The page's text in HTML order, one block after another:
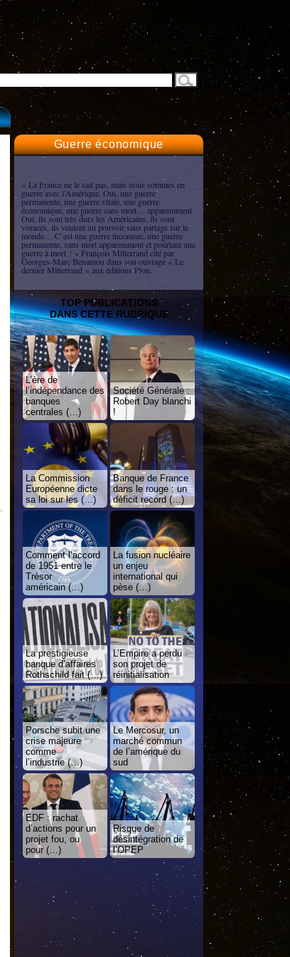
Guerre économique
« La France ne le sait pas, mais nous sommes en
guerre avec l’Amérique. Oui, une guerre
permanente, une guerre vitale, une guerre
économique, une guerre sans mort… apparemment.
Oui, ils sont très durs les Américains, ils sont
voraces, ils veulent un pouvoir sans partage sur le
monde… C’est une guerre inconnue, une guerre
permanente, sans mort apparemment et pourtant une
guerre à mort ! » François Mitterrand cité par
Georges-Marc Benamou dans son ouvrage « Le
dernier Mitterrand » aux éditions Plon.
TOP PUBLICATIONS
DANS CETTE RUBRIQUE
L’ère de
l’indépendance des
banques
centrales (…)
Société Générale :
Robert Day blanchi
!
La Commission
Européenne dicte
sa loi sur les (…)
Banque de France
dans le rouge : un
déficit record (…)
Comment l’accord
de 1951 entre le
Trésor
américain (…)
La fusion nucléaire
un enjeu
international qui
pèse (…)
La prestigieuse
banque d’affaires
Rothschild fait (…)
L’Empire a perdu
son projet de
réinitialisation
Porsche subit une
crise majeure
comme
l’industrie (…)
Le Mercosur, un
marché commun
de l’amérique du
sud
EDF : rachat
d’actions pour un
projet fou, ou
pour (…)
Risque de
désintégration de
l’OPEP